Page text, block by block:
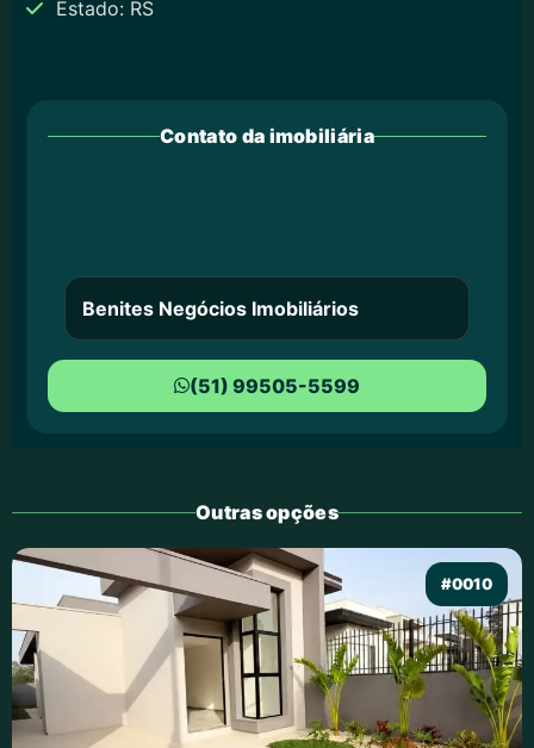
Estado: RS
Contato da imobiliária
Benites Negócios Imobiliários
(51) 99505-5599
Outras opções
#0010